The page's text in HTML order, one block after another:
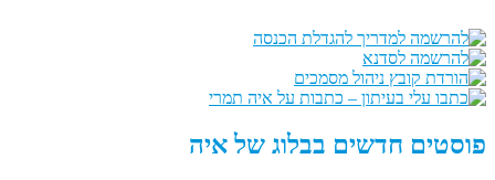
פוסטים חדשים בבלוג של איה